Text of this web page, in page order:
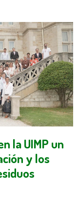
la UIMP un
y los